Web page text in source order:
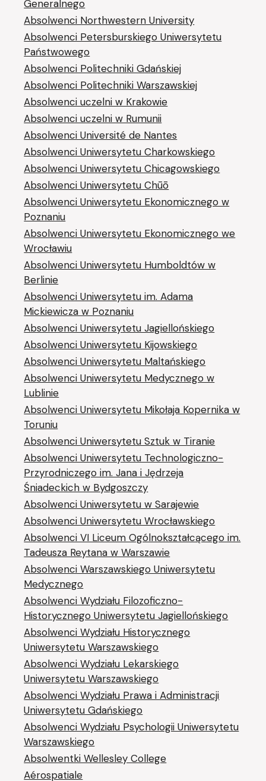
Generalnego
Absolwenci Northwestern University
Absolwenci Petersburskiego Uniwersytetu
Państwowego
Absolwenci Politechniki Gdańskiej
Absolwenci Politechniki Warszawskiej
Absolwenci uczelni w Krakowie
Absolwenci uczelni w Rumunii
Absolwenci Université de Nantes
Absolwenci Uniwersytetu Charkowskiego
Absolwenci Uniwersytetu Chicagowskiego
Absolwenci Uniwersytetu Chūō
Absolwenci Uniwersytetu Ekonomicznego w
Poznaniu
Absolwenci Uniwersytetu Ekonomicznego we
Wrocławiu
Absolwenci Uniwersytetu Humboldtów w
Berlinie
Absolwenci Uniwersytetu im. Adama
Mickiewicza w Poznaniu
Absolwenci Uniwersytetu Jagiellońskiego
Absolwenci Uniwersytetu Kijowskiego
Absolwenci Uniwersytetu Maltańskiego
Absolwenci Uniwersytetu Medycznego w
Lublinie
Absolwenci Uniwersytetu Mikołaja Kopernika w
Toruniu
Absolwenci Uniwersytetu Sztuk w Tiranie
Absolwenci Uniwersytetu Technologiczno-
Przyrodniczego im. Jana i Jędrzeja
Śniadeckich w Bydgoszczy
Absolwenci Uniwersytetu w Sarajewie
Absolwenci Uniwersytetu Wrocławskiego
Absolwenci VI Liceum Ogólnokształcącego im.
Tadeusza Reytana w Warszawie
Absolwenci Warszawskiego Uniwersytetu
Medycznego
Absolwenci Wydziału Filozoficzno-
Historycznego Uniwersytetu Jagiellońskiego
Absolwenci Wydziału Historycznego
Uniwersytetu Warszawskiego
Absolwenci Wydziału Lekarskiego
Uniwersytetu Warszawskiego
Absolwenci Wydziału Prawa i Administracji
Uniwersytetu Gdańskiego
Absolwenci Wydziału Psychologii Uniwersytetu
Warszawskiego
Absolwentki Wellesley College
Aérospatiale